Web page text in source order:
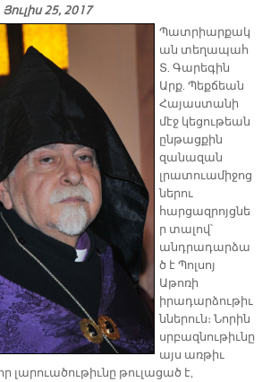
25, 2017
Պատրիարքակ
ան տեղապահ
Տ. Գարեգին
Արք. Պեքճեան
Հայաստանի
մէջ կեցութեան
ընթացքին
զանազան
լրատուամիջոց
ներու
հարցազրոյցնե
ր տալով՝
անդրադարձա
ծ է Պոլսոյ
Աթոռի
իրադարձութիւ
ններուն։ Նորին
սրբազնութիւնը
այս առթիւ
լարուածութիւնը թուլացած է,